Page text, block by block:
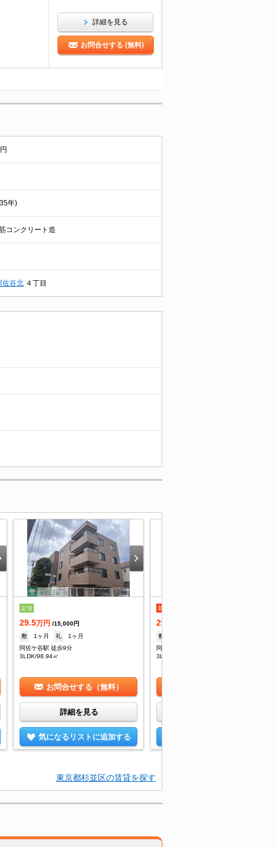
詳細を見る
お問合せする (無料)
年)
コンクリート造
佐谷北 ４丁目
定借
29.5万円 /15,000円
敷
1ヶ月 礼
1ヶ月
阿佐ケ谷駅 徒歩9分
3LDK/98.94㎡
お問合せする（無料）
詳細を見る
気になるリストに追加する
新着
29.5
敷
阿佐ケ谷駅 徒歩9分
3LDK/98.94㎡
東京都杉並区の賃貸を探す